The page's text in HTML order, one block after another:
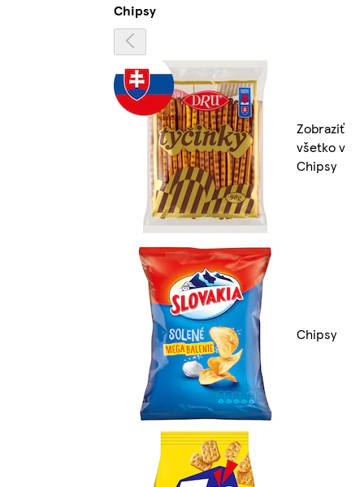
Chipsy
Zobraziť
všetko v
Chipsy
Chipsy